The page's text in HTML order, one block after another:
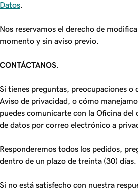
Datos
Nos reservamos el derecho de
momento y sin aviso previo.
CONTÁCTANOS
Si tienes preguntas, preocupaciones o
Aviso de privacidad, o cómo
puedes comunicarte con la Oficina del
de datos por correo electrónico a
Responderemos todos los pedidos,
dentro de un plazo de treinta (30) días.
Si no está satisfecho con nuestra